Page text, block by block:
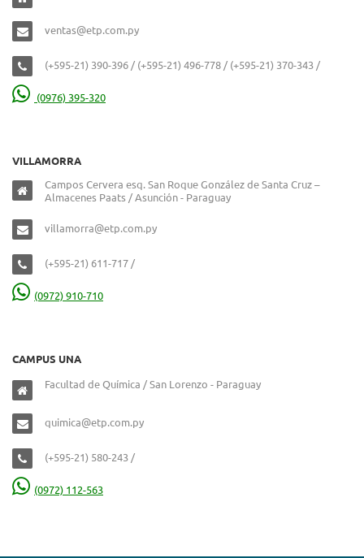
ventas@etp.com.py
(+595-21) 390-396 / (+595-21) 496-778 / (+595-21) 370-343 /
(0976) 395-320
VILLAMORRA
Campos Cervera esq. San Roque González de Santa Cruz –
Almacenes Paats / Asunción - Paraguay
villamorra@etp.com.py
(+595-21) 611-717 /
(0972) 910-710
CAMPUS UNA
Facultad de Química / San Lorenzo - Paraguay
quimica@etp.com.py
(+595-21) 580-243 /
(0972) 112-563